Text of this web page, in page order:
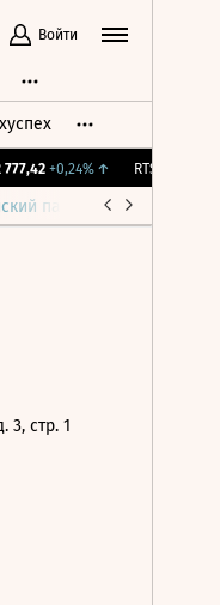
Войти
+0,24%↑ RTSI
парламент
3, стр. 1